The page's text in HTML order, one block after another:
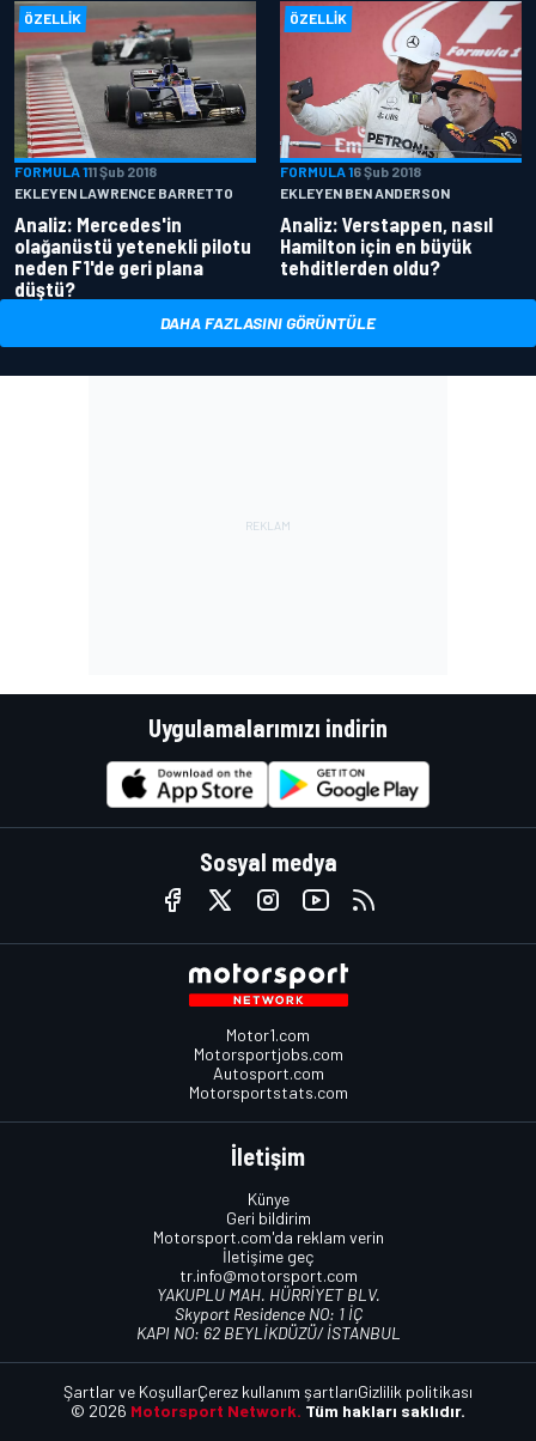
ÖZELLIK
FORMULA 111 Şub 2018
EKLEYEN LAWRENCE BARRETTO
Analiz: Mercedes'in
olağanüstü yetenekli pilotu
neden F1'de geri plana
düştü?
ÖZELLIK
FORMULA 16 Şub 2018
EKLEYEN BEN ANDERSON
Analiz: Verstappen, nasıl
Hamilton için en büyük
tehditlerden oldu?
DAHA FAZLASINI GÖRÜNTÜLE
Uygulamalarımızı indirin
Sosyal medya
Motor1.com
Motorsportjobs.com
Autosport.com
Motorsportstats.com
İletişim
Künye
Geri bildirim
Motorsport.com'da reklam verin
İletişime geç
tr.info@motorsport.com
YAKUPLU MAH. HÜRRİYET BLV.
Skyport Residence NO: 1 İÇ
KAPI NO: 62 BEYLİKDÜZÜ/ İSTANBUL
© 2026 Motorsport Network. Tüm hakları saklıdır.
Şartlar ve KoşullarÇerez kullanım şartlarıGizlilik politikası